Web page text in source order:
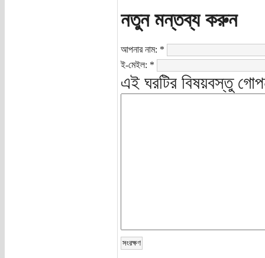
নতুন মন্তব্য করুন
আপনার নাম: *
ই-মেইল: *
এই ঘরটির বিষয়বস্তু